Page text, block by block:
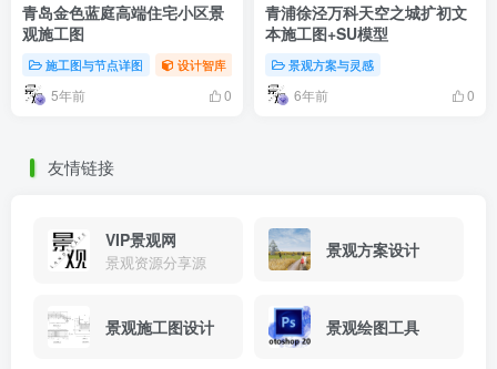
青岛金色蓝庭高端住宅小区景
观施工图
施工图与节点详图 设计智库
5年前 0
青浦徐泾万科天空之城扩初文
本施工图+SU模型
景观方案与灵感
6年前 0
友情链接
VIP景观网
景观资源分享源
景观方案设计
景观施工图设计 景观绘图工具